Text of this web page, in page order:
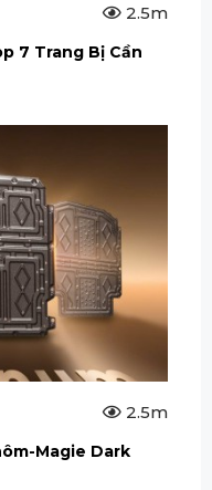
2.5m
7 Trang Bị Cần
2.5m
Magie Dark